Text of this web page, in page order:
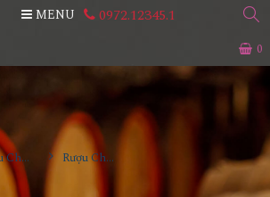
0
MENU 0972.12345.1
Rượu Chivas Rượu Chivas 18 Gold Hộp Quà Tết 2022